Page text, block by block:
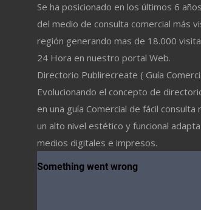
Se ha posicionado en los últimos 6
del medio de consulta comercial más
región generando mas de 18.000
24 Hora en nuestro portal Web.
Directorio Publirecreate ( Guía
Evolucionando el concepto de
en una guía Comercial de fácil consulta
un alto nivel estético y funcional
medios digitales e impresos.